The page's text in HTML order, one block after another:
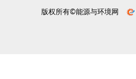
版权所有©能源与环境网